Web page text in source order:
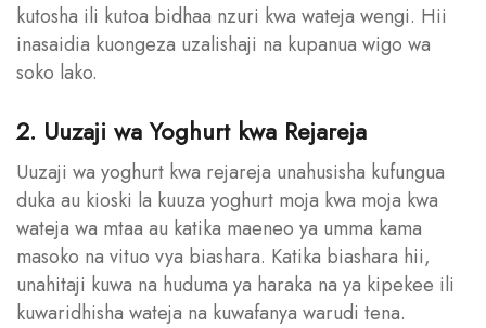
kutosha ili kutoa bidhaa nzuri kwa wateja wengi. Hii
inasaidia kuongeza uzalishaji na kupanua wigo wa
soko lako.
2. Uuzaji wa Yoghurt kwa Rejareja
Uuzaji wa yoghurt kwa rejareja unahusisha kufungua
duka au kioski la kuuza yoghurt moja kwa moja kwa
wateja wa mtaa au katika maeneo ya umma kama
masoko na vituo vya biashara. Katika biashara hii,
unahitaji kuwa na huduma ya haraka na ya kipekee ili
kuwaridhisha wateja na kuwafanya warudi tena.